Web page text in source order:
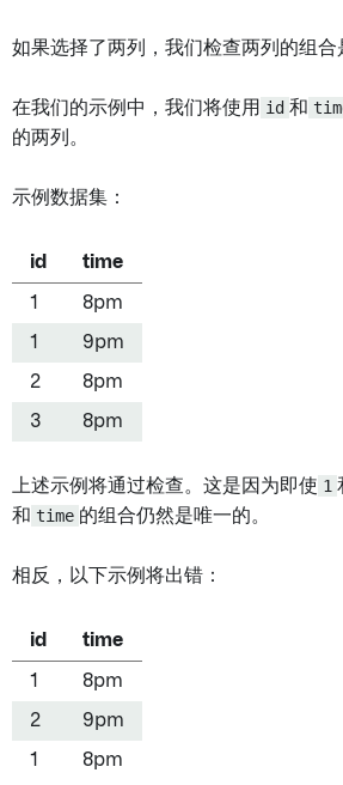
如果选择了两列，我们检查两列的组合
在我们的示例中，我们将使用 id 和
的两列。
示例数据集：
id time
1 8pm
1 9pm
2 8pm
3 8pm
上述示例将通过检查。这是因为即使 1
和 time 的组合仍然是唯一的。
相反，以下示例将出错：
id time
1 8pm
2 9pm
1 8pm